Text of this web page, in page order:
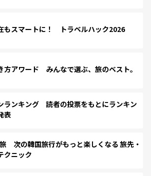
もスマートに！ トラベルハック2026
方アワード みんなで選ぶ、旅のベスト。
ランキング 読者の投票をもとにランキン
表
次の韓国旅行がもっと楽しくなる 旅先・
クニック